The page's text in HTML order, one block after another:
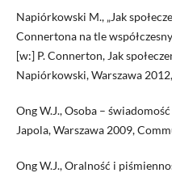
Napiórkowski M., „Jak
Connertona na tle
[w:] P. Connerton, Jak
Napiórkowski, Warszawa
Ong W.J., Osoba –
Japola, Warszawa 2009,
Ong W.J., Oralność i